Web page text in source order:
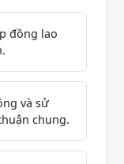
đồng lao
và sử
chung.